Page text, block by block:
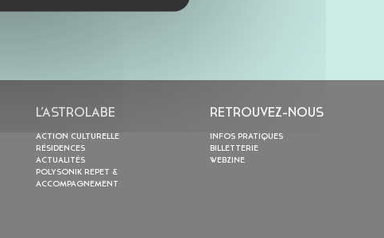
L’ASTROLABE
ACTION CULTURELLE
RÉSIDENCES
ACTUALITÉS
POLYSONIK REPET &
ACCOMPAGNEMENT
RETROUVEZ-NOUS
INFOS PRATIQUES
BILLETTERIE
WEBZINE